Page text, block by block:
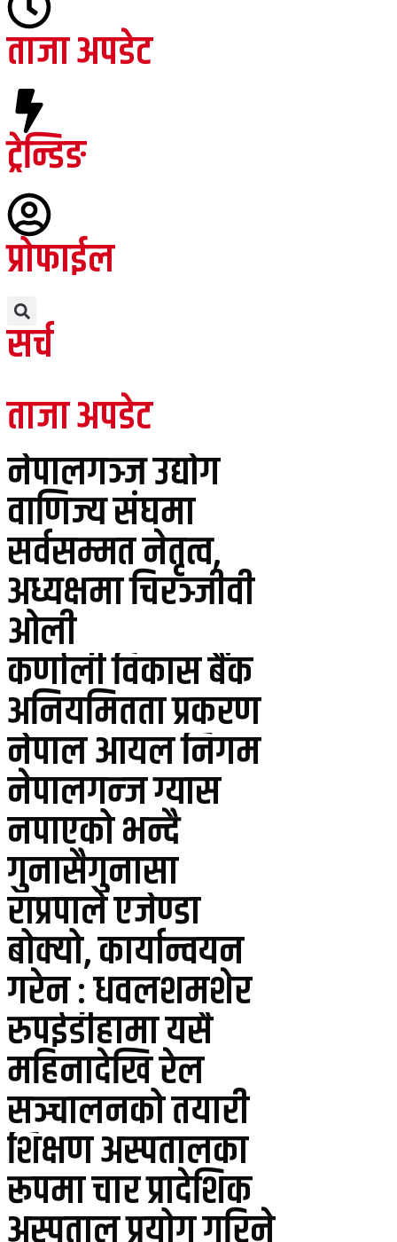
ताजा अपडेट
ट्रेन्डिङ
प्रोफाईल
सर्च
ताजा अपडेट
नेपालगञ्ज उद्योग
वाणिज्य संघमा
सर्वसम्मत नेतृत्व,
अध्यक्षमा चिरञ्जीवी
ओली
कर्णाली विकास बैंक
अनियमितता प्रकरण
नेपाल आयल निगम
नेपालगन्ज ग्यास
नपाएको भन्दै
गुनासैगुनासा
राप्रपाले एजेण्डा
बोक्यो, कार्यान्वयन
गरेन : धवलशमशेर
रुपईडीहामा यसै
महिनादेखि रेल
सञ्चालनको तयारी
शिक्षण अस्पतालका
रूपमा चार प्रादेशिक